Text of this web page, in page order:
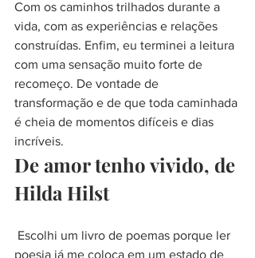
Com os caminhos trilhados durante a
vida, com as experiências e relações
construídas. Enfim, eu terminei a leitura
com uma sensação muito forte de
recomeço. De vontade de
transformação e de que toda caminhada
é cheia de momentos difíceis e dias
incríveis.
De amor tenho vivido, de
Hilda Hilst
poesia já me coloca em um estado de